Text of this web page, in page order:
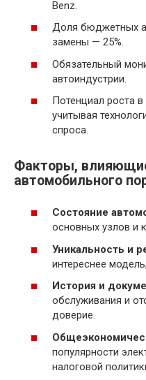
Benz.
Доля бюджетных
замены — 25%.
Обязательный
автоиндустрии.
Потенциал роста
учитывая
спроса.
Факторы,
автомобильного
Состояние
основных узлов и
Уникальность и
интереснее
История и
обслуживания и
доверие.
популярности
налоговой